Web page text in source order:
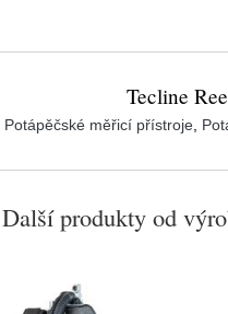
Tecline
Potápěčské měřicí přístroje
Další produkty od